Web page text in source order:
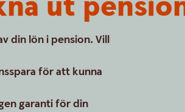
din lön i pension. Vill
för att kunna
garanti för din